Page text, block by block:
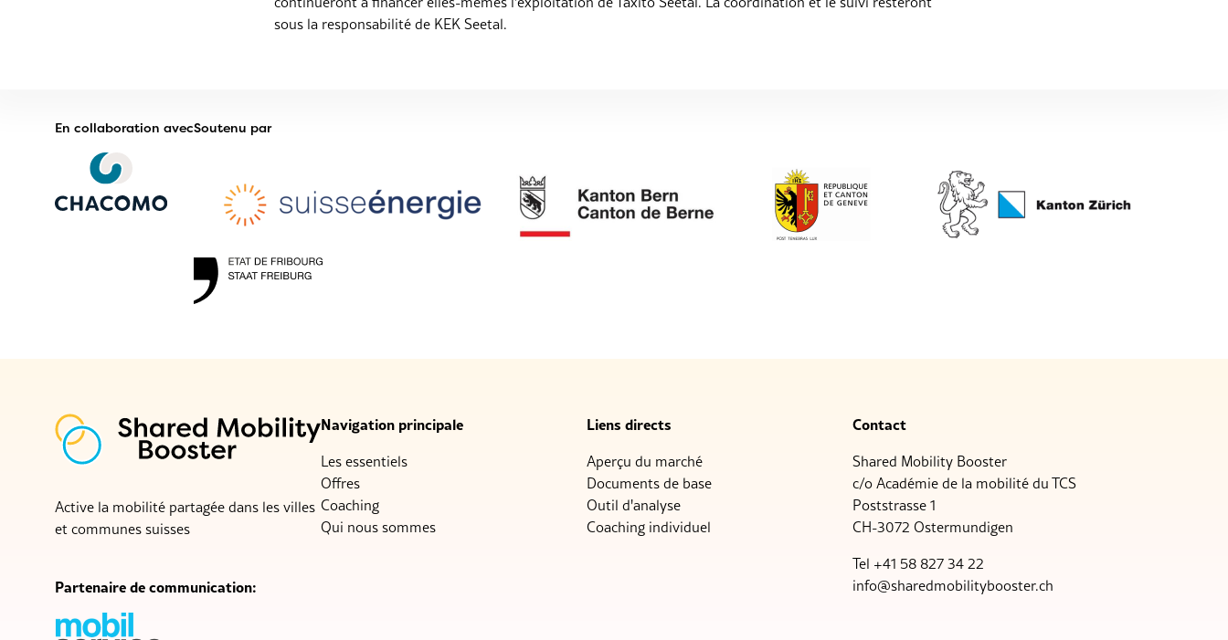
sous la responsabilité de KEK Seetal.
En collaboration avecSoutenu par
Active la mobilité partagée dans les villes
et communes suisses
Partenaire de communication:
Navigation principale
Les essentiels
Offres
Coaching
Qui nous sommes
Liens directs
Aperçu du marché
Documents de base
Outil d'analyse
Coaching individuel
Contact
Shared Mobility Booster
c/o Académie de la mobilité du TCS
Poststrasse 1
CH-3072 Ostermundigen
Tel +41 58 827 34 22
nf
sh r dm b l tyb st r ch